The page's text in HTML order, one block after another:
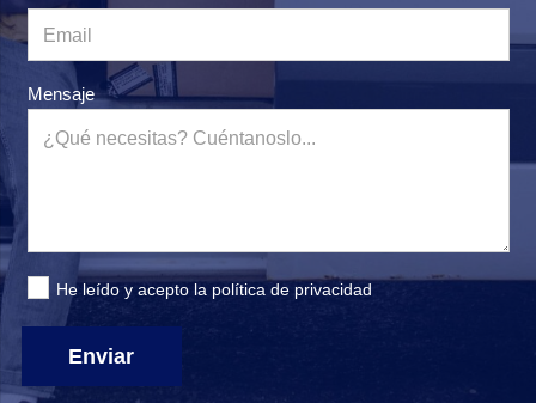
Mensaje
He leído y acepto la política de privacidad
Enviar